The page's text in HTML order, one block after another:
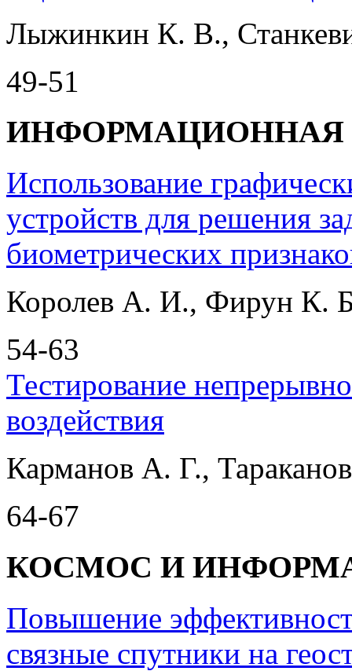
Лыжинкин К. В.,
49-51
ИНФОРМАЦИОННАЯ
Использование
устройств для решения
биометрических
Королев А. И., Фирун К.
54-63
Тестирование
воздействия
Карманов А. Г.,
64-67
КОСМОС И
Повышение
связные спутники на